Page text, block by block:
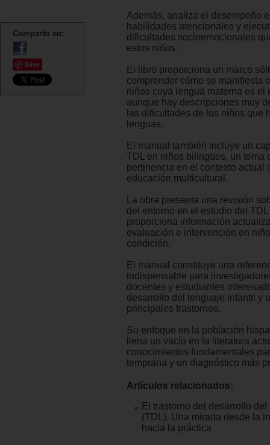
Compartir en:
Save
Además, analiza el desempeño
habilidades atencionales y
dificultades socioemocionales
estos niños.
El libro proporciona un marco
comprender cómo se manifiesta
niños cuya lengua materna es el
aunque hay descripciones muy
las dificultades de los niños que
lenguas.
El manual también incluye un
TDL en niños bilingües, un tema
pertinencia en el contexto actual
educación multicultural.
La obra presenta una revisión
del entorno en el estudio del TDL
proporciona información
evaluación e intervención en
condición.
El manual constituye una
indispensable para
docentes y estudiantes
desarrollo del lenguaje infantil y
principales trastornos.
Su enfoque en la población
llena un vacío en la literatura
conocimientos fundamentales
temprana y un diagnóstico más
Artículos relacionados:
El trastorno del desarrollo
(TDL). Una mirada desde la
hacia la práctica